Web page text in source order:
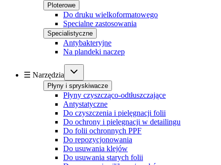
Ploterowe
Do druku wielkoformatowego
Specialne zastosowania
Specialistyczne
Antybakteryjne
Na plandeki naczep
☰ Narzędzia
Płyny i spryskiwacze
Płyny czyszcząco-odtłuszczające
Antystatyczne
Do czyszczenia i pielęgnacji folii
Do ochrony i pielęgnacji w detailingu
Do folii ochronnych PPF
Do repozycjonowania
Do usuwania klejów
Do usuwania starych folii